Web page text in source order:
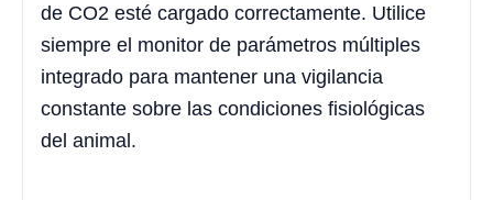
de CO2 esté cargado correctamente. Utilice
siempre el monitor de parámetros múltiples
integrado para mantener una vigilancia
constante sobre las condiciones fisiológicas
del animal.